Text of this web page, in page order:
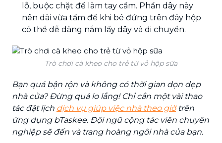
lỗ, buộc chặt để làm tay cầm. Phần dây này
nên dài vừa tầm để khi bé đứng trên đáy hộp
có thể dễ dàng nắm lấy dây và di chuyển.
Trò chơi cà kheo cho trẻ từ vỏ hộp sữa
Bạn quá bận rộn và không có thời gian dọn dẹp
nhà cửa? Đừng quá lo lắng! Chỉ cần một vài thao
tác đặt lịch dịch vụ giúp việc nhà theo giờtrên
ứng dụng bTaskee. Đội ngũ cộng tác viên chuyên
nghiệp sẽ đến và trang hoàng ngôi nhà của bạn.